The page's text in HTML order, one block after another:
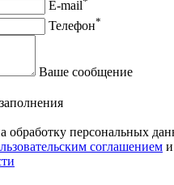
E-mail
Телефон*
Ваше сообщение
обработку персональных
соглашением и